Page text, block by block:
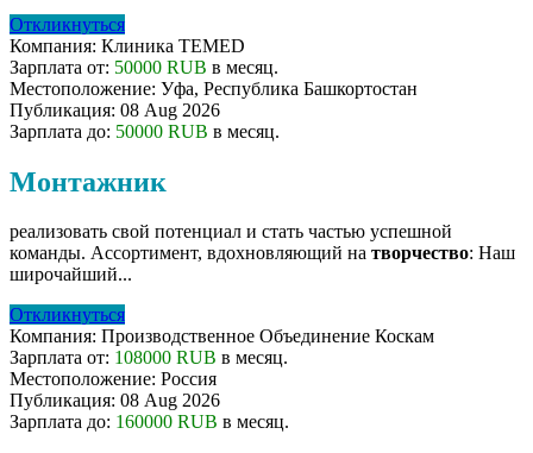
Откликнуться
Компания: Клиника TEMED
Зарплата от: 50000 RUB в месяц.
Местоположение: Уфа, Республика Башкортостан
Публикация: 08 Aug 2026
Зарплата до: 50000 RUB в месяц.
Монтажник
реализовать свой потенциал и стать частью успешной
команды. Ассортимент, вдохновляющий на творчество: Наш
широчайший...
Откликнуться
Компания: Производственное Объединение Коскам
Зарплата от: 108000 RUB в месяц.
Местоположение: Россия
Публикация: 08 Aug 2026
Зарплата до: 160000 RUB в месяц.